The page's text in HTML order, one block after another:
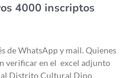
4000 inscriptos
de WhatsApp y mail. Quienes
verificar en el excel adjunto
al Distrito Cultural Dino